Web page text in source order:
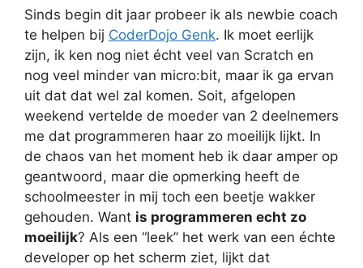
Sinds begin dit jaar probeer ik als newbie coach
te helpen bij CoderDojo Genk. Ik moet eerlijk
zijn, ik ken nog niet écht veel van Scratch en
nog veel minder van micro:bit, maar ik ga ervan
uit dat dat wel zal komen. Soit, afgelopen
weekend vertelde de moeder van 2 deelnemers
me dat programmeren haar zo moeilijk lijkt. In
de chaos van het moment heb ik daar amper op
geantwoord, maar die opmerking heeft de
schoolmeester in mij toch een beetje wakker
gehouden. Want is programmeren echt zo
moeilijk? Als een “leek” het werk van een échte
developer op het scherm ziet, lijkt dat